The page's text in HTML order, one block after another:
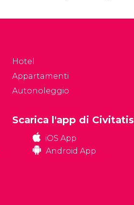
Museum), un luogo
Hotel
Appartamenti
Autonoleggio
Scarica l'app di Civitatis
iOS App
Android App